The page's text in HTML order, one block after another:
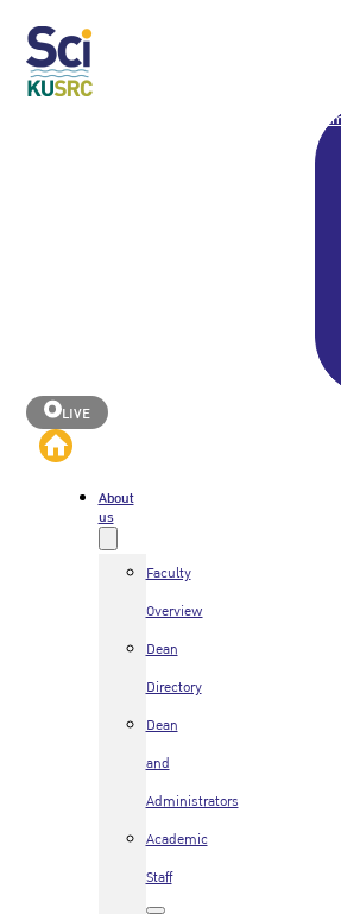
LIVE
About
us
Faculty
Overview
Dean
Directory
Dean
and
Administrators
Academic
Staff